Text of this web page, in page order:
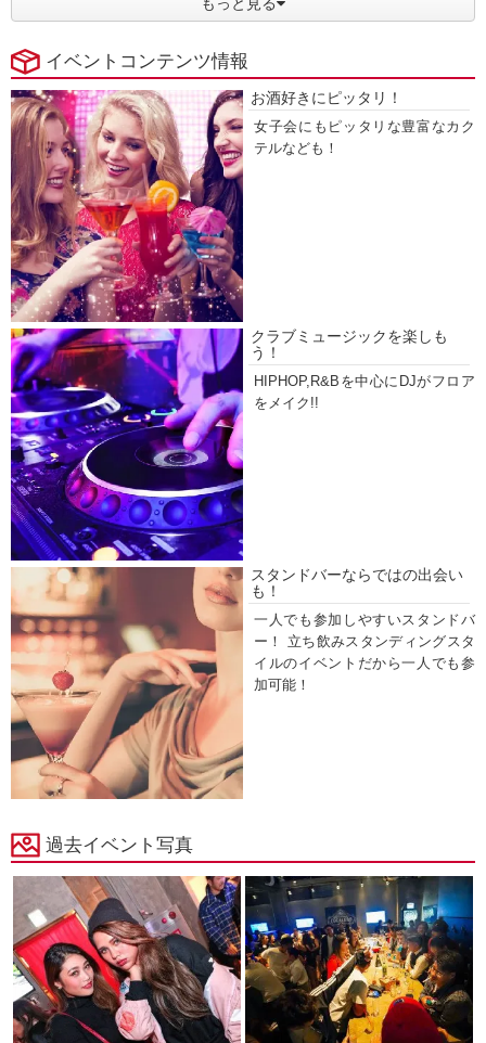
もっと見る
イベントコンテンツ情報
お酒好きにピッタリ！
女子会にもピッタリな豊富なカク
テルなども！
クラブミュージックを楽しも
う！
HIPHOP,R&Bを中心にDJがフロア
をメイク!!
スタンドバーならではの出会い
も！
一人でも参加しやすいスタンドバ
ー！ 立ち飲みスタンディングスタ
イルのイベントだから一人でも参
加可能！
過去イベント写真